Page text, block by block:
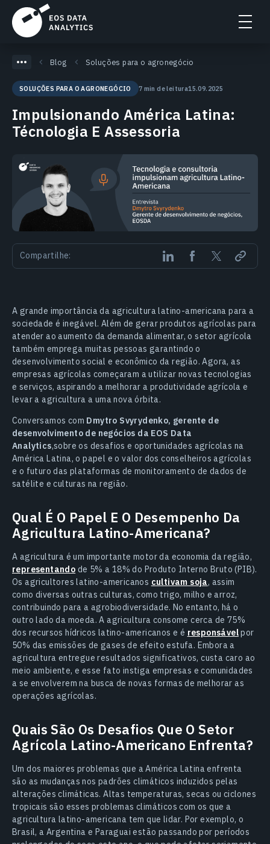
Blog Soluções para o agronegócio
SOLUÇÕES PARA O AGRONEGÓCIO 7 min de leitura15.09.2025
Impulsionando América Latina:
Técnologia E Assessoria
Compartilhe:
A grande importância da agricultura latino-americana para a
sociedade é inegável. Além de gerar produtos agrícolas para
atender ao aumento da demanda alimentar, o setor agrícola
também emprega muitas pessoas garantindo o
desenvolvimento social e econômico da região. Agora, as
empresas agrícolas começaram a utilizar novas tecnologias
e serviços, aspirando a melhorar a produtividade agrícola e
levar a agricultura a uma nova órbita.
Conversamos com Dmytro Svyrydenko, gerente de
desenvolvimento de negócios da EOS Data
Analytics,sobre os desafios e oportunidades agrícolas na
América Latina, o papel e o valor dos conselheiros agrícolas
e o futuro das plataformas de monitoramento de dados de
satélite e culturas na região.
Qual É O Papel E O Desempenho Da
Agricultura Latino-Americana?
A agricultura é um importante motor da economia da região,
representando de 5% a 18% do Produto Interno Bruto (PIB).
Os agricultores latino-americanos cultivam soja, assim
como diversas outras culturas, como trigo, milho e arroz,
contribuindo para a agrobiodiversidade. No entanto, há o
outro lado da moeda. A agricultura consome cerca de 75%
dos recursos hídricos latino-americanos e é responsávelpor
50% das emissões de gases de efeito estufa. Embora a
agricultura entregue resultados significativos, custa caro ao
meio ambiente, e esse fato instiga empresas e comunidades
a se envolverem na busca de novas formas de melhorar as
operações agrícolas.
Quais São Os Desafios Que O Setor
Agrícola Latino-Americano Enfrenta?
Um dos maiores problemas que a América Latina enfrenta
são as mudanças nos padrões climáticos induzidos pelas
alterações climáticas. Altas temperaturas, secas ou ciclones
tropicais são esses problemas climáticos com os que a
agricultura latino-americana tem que lidar. Por exemplo, o
Brasil, a Argentina e Paraguai estão passando por períodos